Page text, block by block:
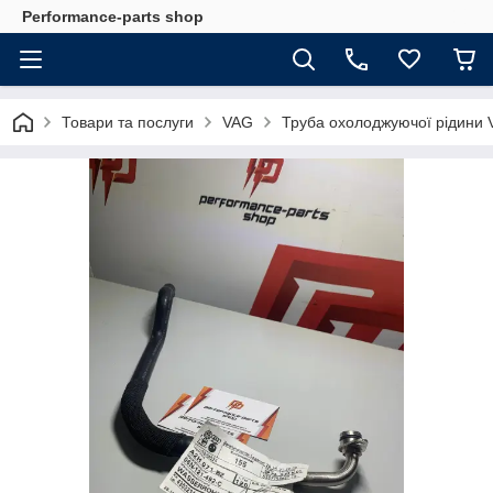
Performance-parts shop
Товари та послуги VAG Труба охолоджуючої рідини